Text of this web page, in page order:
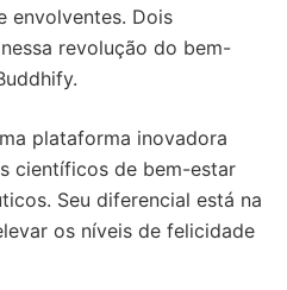
envolventes. Dois
revolução do bem-
plataforma inovadora
científicos de bem-estar
Seu diferencial está na
os níveis de felicidade